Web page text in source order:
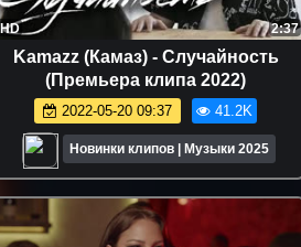
2:37
Kamazz (Камаз) - Случайность
(Премьера клипа 2022)
2022-05-20 09:37 41.2K
Новинки клипов | Музыки 2025